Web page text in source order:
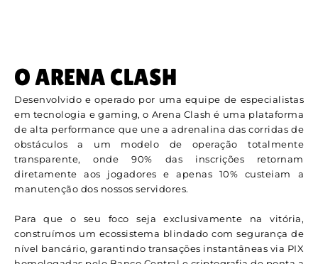
O ARENA CLASH
Desenvolvido e operado por uma equipe de especialistas
em tecnologia e gaming, o Arena Clash é uma plataforma
de alta performance que une a adrenalina das corridas de
obstáculos a um modelo de operação totalmente
transparente, onde 90% das inscrições retornam
diretamente aos jogadores e apenas 10% custeiam a
manutenção dos nossos servidores.
Para que o seu foco seja exclusivamente na vitória,
construímos um ecossistema blindado com segurança de
nível bancário, garantindo transações instantâneas via PIX